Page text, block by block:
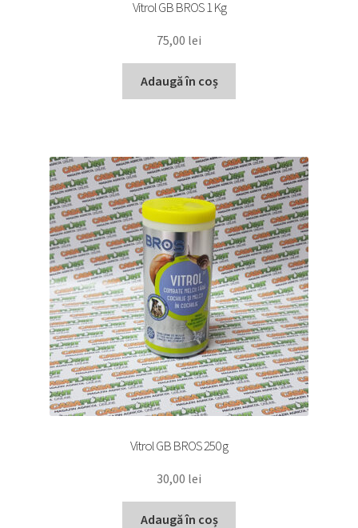
Vitrol GB BROS 1 Kg
75,00 lei
Adaugă în coș
Vitrol GB BROS 250 g
30,00 lei
Adaugă în coș